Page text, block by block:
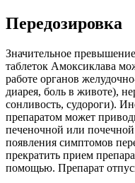
Передозировка
Значительное
таблеток Амоксиклава
работе органов
диарея, боль в животе),
сонливость, судороги).
препаратом может
печеночной или
появления симптомов
прекратить прием
помощью. Препарат